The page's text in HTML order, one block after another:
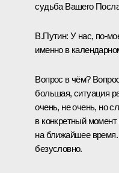
судьба Вашего
В.Путин: У нас, по-
именно в
Вопрос в чём?
большая, ситуация
очень, не очень, но
в конкретный
на ближайшее
безусловно.